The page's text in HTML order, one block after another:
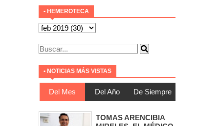
• HEMEROTECA
• NOTICIAS MÁS VISTAS
Del Mes Del Año De Siempre
TOMAS ARENCIBIA